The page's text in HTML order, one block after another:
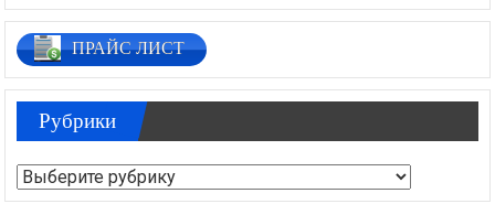
ПРАЙС ЛИСТ
Рубрики
Рубрики